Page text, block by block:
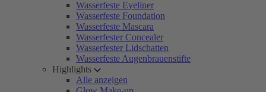
Wasserfeste Eyeliner
Wasserfeste Foundation
Wasserfeste Mascara
Wasserfester Concealer
Wasserfester Lidschatten
Wasserfeste Augenbrauenstifte
Highlights
Alle anzeigen